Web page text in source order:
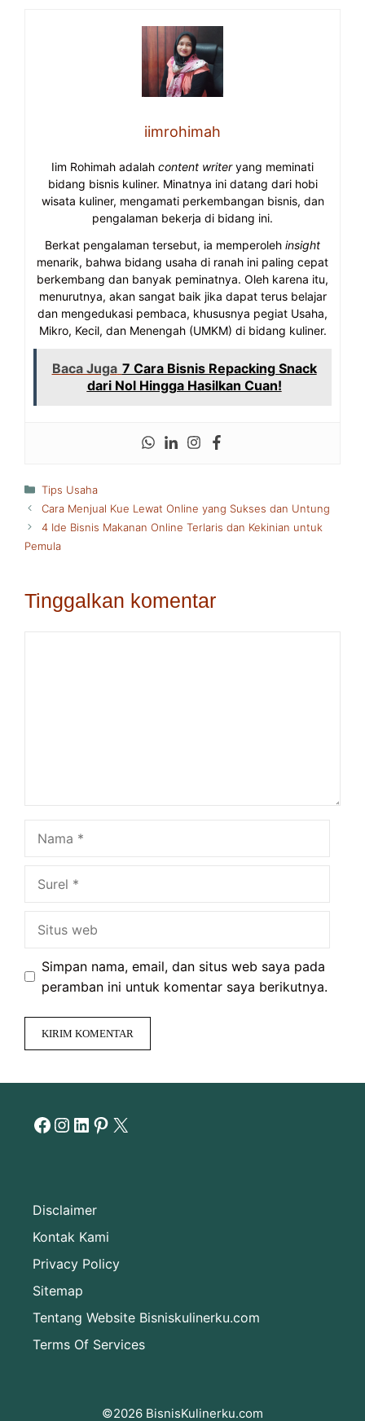
iimrohimah
Iim Rohimah adalah content writeryang meminati
bidang bisnis kuliner. Minatnya ini datang dari hobi
wisata kuliner, mengamati perkembangan bisnis, dan
pengalaman bekerja di bidang ini.
Berkat pengalaman tersebut, ia memperoleh insight
menarik, bahwa bidang usaha di ranah ini paling cepat
berkembang dan banyak peminatnya. Oleh karena itu,
menurutnya, akan sangat baik jika dapat terus belajar
dan mengedukasi pembaca, khususnya pegiat Usaha,
Mikro, Kecil, dan Menengah (UMKM) di bidang kuliner.
Baca Juga 7 Cara Bisnis Repacking Snack
dari Nol Hingga Hasilkan Cuan!
Kategori
Tips Usaha
Cara Menjual Kue Lewat Online yang Sukses dan Untung
4 Ide Bisnis Makanan Online Terlaris dan Kekinian untuk
Pemula
Tinggalkan komentar
web
Simpan nama, email, dan situs web saya pada
peramban ini untuk komentar saya berikutnya.
Facebook
Instagram
LinkedIn
Pinterest
X
Disclaimer
Kontak Kami
Privacy Policy
Sitemap
Tentang Website Bisniskulinerku.com
Terms Of Services
©2026 BisnisKulinerku.com